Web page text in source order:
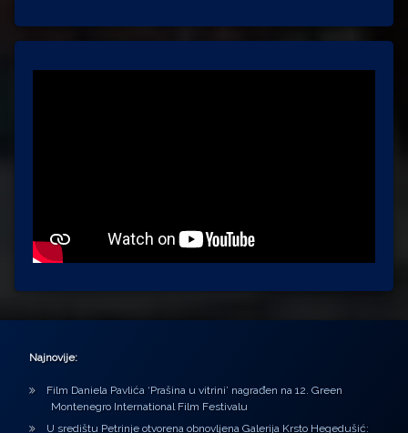
Najnovije:
Film Daniela Pavlića ‘Prašina u vitrini’ nagrađen na 12. Green
Montenegro International Film Festivalu
U središtu Petrinje otvorena obnovljena Galerija Krsto Hegedušić: